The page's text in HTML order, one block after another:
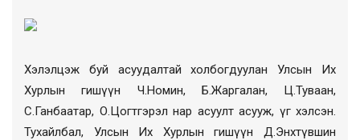
Хэлэлцэж буй асуудалтай холбогдуулан Улсын Их
Хурлын гишүүн Ч.Номин, Б.Жаргалан, Ц.Туваан,
С.Ганбаатар, О.Цогтгэрэл нар асуулт асууж, үг хэлсэн.
Тухайлбал, Улсын Их Хурлын гишүүн Д.Энхтүвшин